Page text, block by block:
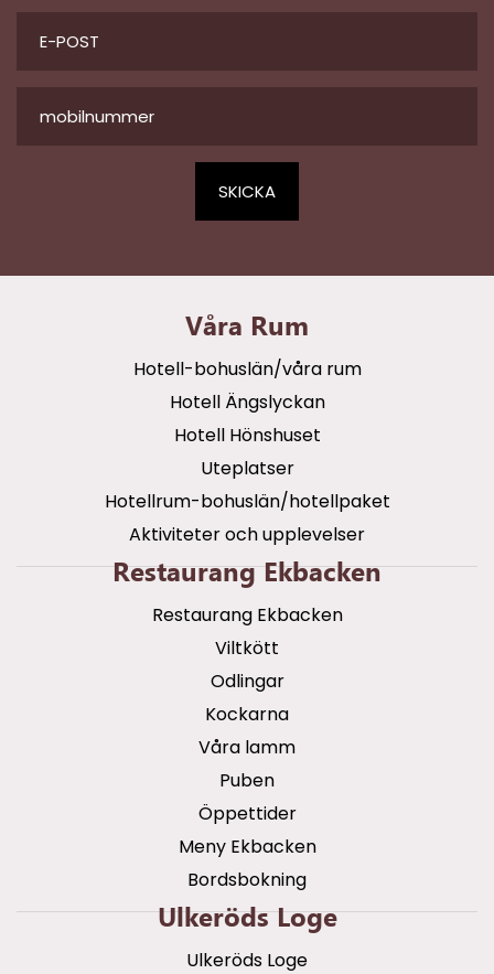
Våra Rum
Hotell-bohuslän/våra rum
Hotell Ängslyckan
Hotell Hönshuset
Uteplatser
Hotellrum-bohuslän/hotellpaket
Aktiviteter och upplevelser
Restaurang Ekbacken
Restaurang Ekbacken
Viltkött
Odlingar
Kockarna
Våra lamm
Puben
Öppettider
Meny Ekbacken
Bordsbokning
Ulkeröds Loge
Ulkeröds Loge